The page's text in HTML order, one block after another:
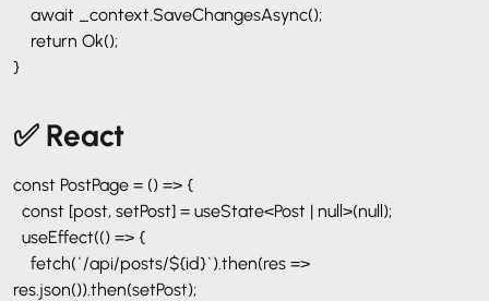
await _context.SaveChangesAsync();
return Ok();
}
✅ React
const PostPage = () => {
const [post, setPost] = useState<Post | null>(null);
useEffect(() => {
fetch(`/api/posts/${id}`).then(res =>
res.json()).then(setPost);